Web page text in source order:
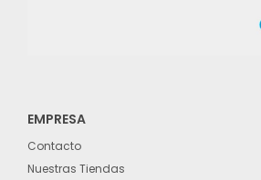
EMPRESA
Contacto
Nuestras Tiendas